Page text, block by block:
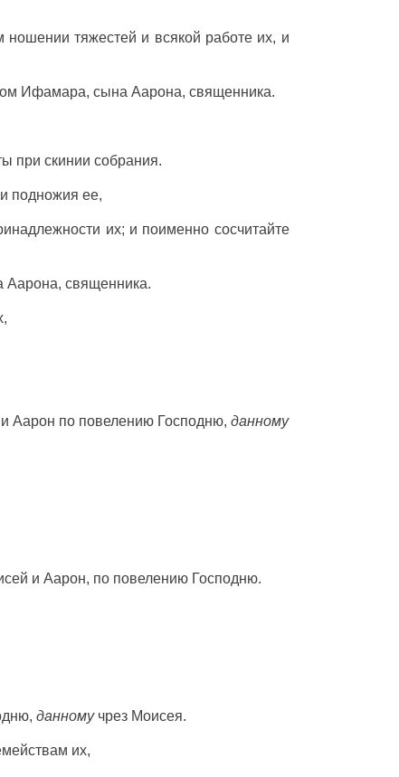
ношении тяжестей и всякой работеих, и
Ифамара, сына Аарона, священника.
при скинии собрания.
подножия ее,
их; и поименно сосчитайте
Аарона, священника.
иАарон по повелению Господню,данному
и Аарон, по повелению Господню.
, данному чрез Моисея.
их,